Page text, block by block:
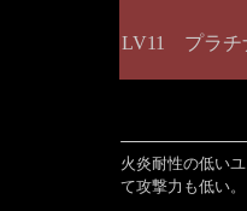
LV11 プラチ
火炎耐性の低い
て攻撃力も低い。